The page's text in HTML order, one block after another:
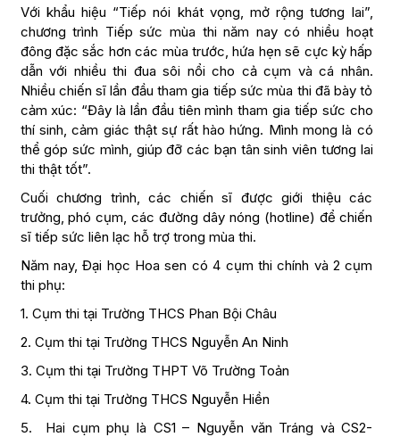
Với khẩu hiệu “Tiếp nói khát vọng, mở rộng tương lai”,
chương trình Tiếp sức mùa thi năm nay có nhiều hoạt
đông đặc sắc hơn các mùa trước, hứa hẹn sẽ cực kỳ hấp
dẫn với nhiều thi đua sôi nổi cho cả cụm và cá nhân.
Nhiều chiến sĩ lần đầu tham gia tiếp sức mùa thi đã bày tỏ
cảm xúc: “Đây là lần đầu tiên mình tham gia tiếp sức cho
thí sinh, cảm giác thật sự rất hào hứng. Mình mong là có
thể góp sức mình, giúp đỡ các bạn tân sinh viên tương lai
thi thật tốt”.
Cuối chương trình, các chiến sĩ được giới thiệu các
trưởng, phó cụm, các đường dây nóng (hotline) để chiến
sĩ tiếp sức liên lạc hỗ trợ trong mùa thi.
Năm nay, Đại học Hoa sen có 4 cụm thi chính và 2 cụm
thi phụ:
1. Cụm thi tại Trường THCS Phan Bội Châu
2. Cụm thi tại Trường THCS Nguyễn An Ninh
3. Cụm thi tại Trường THPT Võ Trường Toản
4. Cụm thi tại Trường THCS Nguyễn Hiền
5. Hai cụm phụ là CS1 – Nguyễn văn Tráng và CS2-